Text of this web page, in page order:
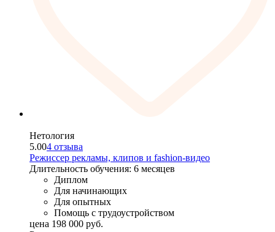
Нетология
5.004 отзыва
Режиссер рекламы, клипов и fashion-видео
Длительность обучения: 6 месяцев
Диплом
Для начинающих
Для опытных
Помощь с трудоустройством
цена 198 000 руб.